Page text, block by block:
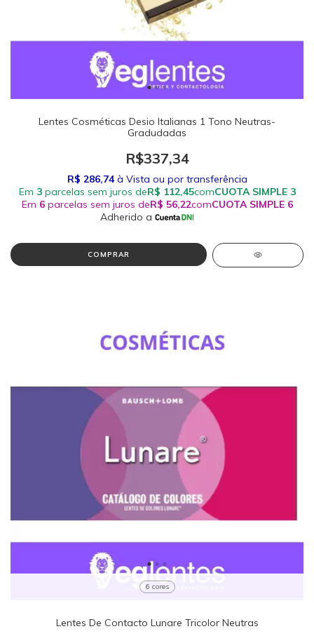
Lentes Cosméticas Desio Italianas 1 Tono Neutras-
Gradudadas
R$337,34
COMPRAR
6 cores
Lentes De Contacto Lunare Tricolor Neutras